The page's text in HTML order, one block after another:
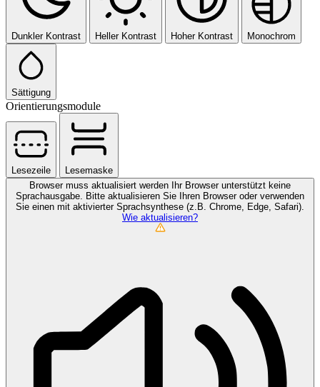
Dunkler Kontrast Heller Kontrast Hoher Kontrast Monochrom
Sättigung
Orientierungsmodule
Lesezeile
Lesemaske
Browser muss aktualisiert werden Ihr Browser unterstützt keine
Sprachausgabe. Bitte aktualisieren Sie Ihren Browser oder verwenden
Sie einen mit aktivierter Sprachsynthese (z.B. Chrome, Edge, Safari).
Wie aktualisieren?